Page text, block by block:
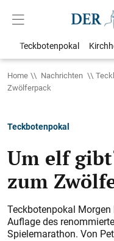
Teckbotenpokal
Home Nachrichten
Zwölferpack
Teckbotenpokal
Um elf
zum
Teckbotenpokal
Auflage des
Spielemarathon. Von